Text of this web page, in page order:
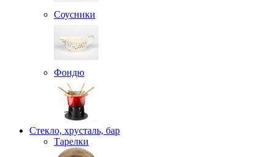
Соусники
Фондю
Стекло, хрусталь, бар
Тарелки